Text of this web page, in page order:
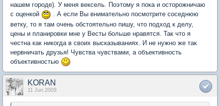
нашем городе). У меня вексель. Поэтому я пока и осторожничаю
с оценкой
. А если Вы внимательно посмотрите соседнюю
ветку, то я там очень обстоятельно пишу, что подход к делу,
цены и планировки мне у Весты больше нравятся. Так что я
честна как никогда в своих высказываниях. И не нужно же так
нервничать друзья! Чувства чувствами, а объективность
объективностью
KORAN
11 Jun 2009